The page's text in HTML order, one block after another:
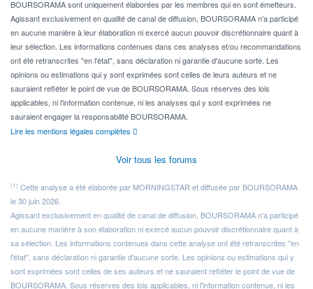
BOURSORAMA sont uniquement élaborées par les membres qui en sont émetteurs.
Agissant exclusivement en qualité de canal de diffusion, BOURSORAMA n'a participé
en aucune manière à leur élaboration ni exercé aucun pouvoir discrétionnaire quant à
leur sélection. Les informations contenues dans ces analyses et/ou recommandations
ont été retranscrites "en l'état", sans déclaration ni garantie d'aucune sorte. Les
opinions ou estimations qui y sont exprimées sont celles de leurs auteurs et ne
sauraient refléter le point de vue de BOURSORAMA. Sous réserves des lois
applicables, ni l'information contenue, ni les analyses qui y sont exprimées ne
sauraient engager la responsabilité BOURSORAMA.
Lire les mentions légales complètes
Voir tous les forums
(1) Cette analyse a été élaborée par MORNINGSTAR et diffusée par BOURSORAMA
le 30 juin 2026.
Agissant exclusivement en qualité de canal de diffusion, BOURSORAMA n'a participé
en aucune manière à son élaboration ni exercé aucun pouvoir discrétionnaire quant à
sa sélection. Les informations contenues dans cette analyse ont été retranscrites "en
l'état", sans déclaration ni garantie d'aucune sorte. Les opinions ou estimations qui y
sont exprimées sont celles de ses auteurs et ne sauraient refléter le point de vue de
BOURSORAMA. Sous réserves des lois applicables, ni l'information contenue, ni les